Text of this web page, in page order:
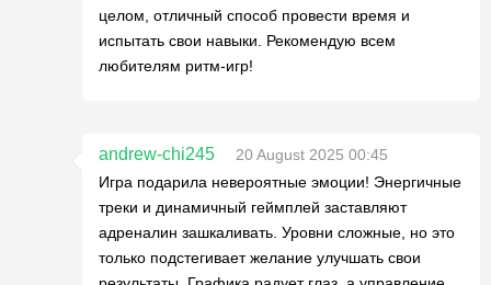
целом, отличный способ провести время и
испытать свои навыки. Рекомендую всем
любителям ритм-игр!
andrew-chi245
20 August 2025 00:45
Игра подарила невероятные эмоции! Энергичные
треки и динамичный геймплей заставляют
адреналин зашкаливать. Уровни сложные, но это
только подстегивает желание улучшать свои